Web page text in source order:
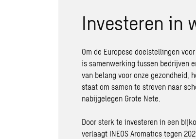
Investeren in
Om de Europese doelstellingen
is samenwerking tussen bedrijven
van belang voor onze gezondheid,
staat om samen te streven naar
nabijgelegen Grote Nete.
Door sterk te investeren in een
verlaagt INEOS Aromatics tegen